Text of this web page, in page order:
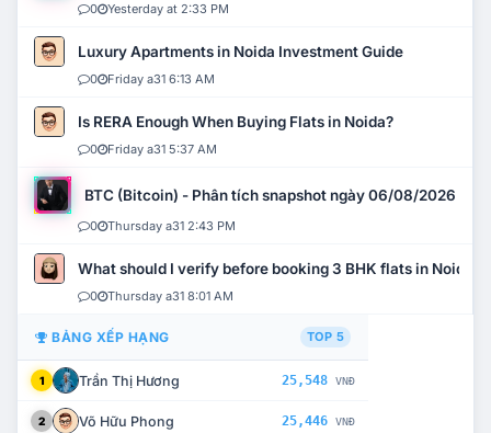
0 Yesterday at 2:33 PM
Luxury Apartments in Noida Investment Guide
0 Friday a31 6:13 AM
Is RERA Enough When Buying Flats in Noida?
0 Friday a31 5:37 AM
BTC (Bitcoin) - Phân tích snapshot ngày 06/08/2026
0 Thursday a31 2:43 PM
What should I verify before booking 3 BHK flats in Noida?
0 Thursday a31 8:01 AM
BẢNG XẾP HẠNG TOP 5
1 Trần Thị Hương 25,548 VNĐ
2 Võ Hữu Phong 25,446 VNĐ